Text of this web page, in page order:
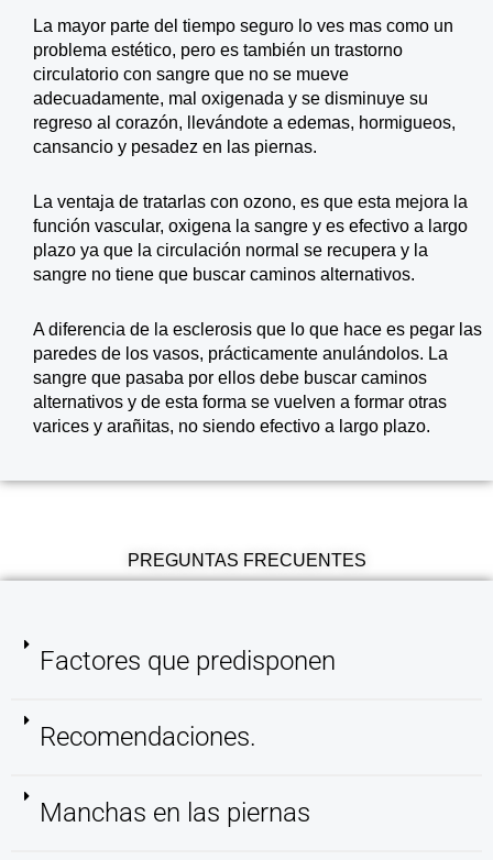
La mayor parte del tiempo seguro lo ves mas como un
problema estético, pero es también un trastorno
circulatorio con sangre que no se mueve
adecuadamente, mal oxigenada y se disminuye su
regreso al corazón, llevándote a edemas, hormigueos,
cansancio y pesadez en las piernas.
La ventaja de tratarlas con ozono, es que esta mejora la
función vascular, oxigena la sangre y es efectivo a largo
plazo ya que la circulación normal se recupera y la
sangre no tiene que buscar caminos alternativos.
A diferencia de la esclerosis que lo que hace es pegar las
paredes de los vasos, prácticamente anulándolos. La
sangre que pasaba por ellos debe buscar caminos
alternativos y de esta forma se vuelven a formar otras
varices y arañitas, no siendo efectivo a largo plazo.
PREGUNTAS FRECUENTES
Factores que predisponen
Recomendaciones.
Manchas en las piernas